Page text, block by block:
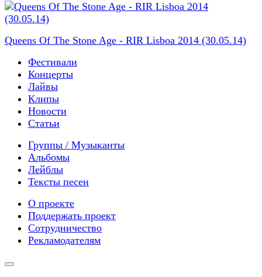
Queens Of The Stone Age - RIR Lisboa 2014 (30.05.14)
Фестивали
Концерты
Лайвы
Клипы
Новости
Статьи
Группы / Музыканты
Альбомы
Лейблы
Тексты песен
О проекте
Поддержать проект
Сотрудничество
Рекламодателям